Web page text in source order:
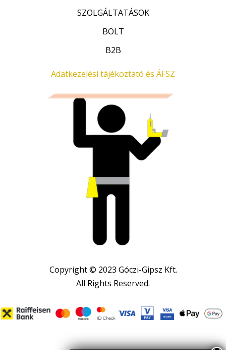
SZOLGÁLTATÁSOK
BOLT
B2B
Adatkezelési tájékoztató és ÁFSZ
Copyright © 2023 Góczi-Gipsz Kft.
All Rights Reserved.